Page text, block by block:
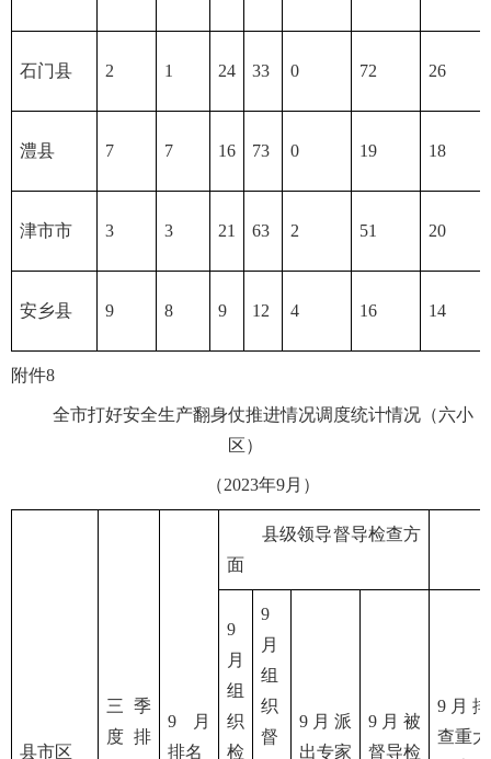
石门县 2 1 24 33 0 72 26
澧县 7 7 16 73 0 19 18
津市市 3 3 21 63 2 51 20
安乡县 9 8 9 12 4 16 14
附件8
全市打好安全生产翻身仗推进情况调度统计情况（六小
区）
（2023年9月）
县市区
三季
度排
9月
排名
县级领导督导检查方
面
9
月
组
织
检
9
月
组
织
督
9月派
出专家
9月被
督导检
9月排
查重大